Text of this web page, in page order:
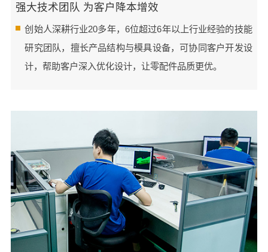
强大技术团队 为客户降本增效
创始人深耕行业20多年，6位超过6年以上行业经验的技能
研究团队，擅长产品结构与模具设备，可协同客户开发设
计，帮助客户深入优化设计，让零配件品质更优。